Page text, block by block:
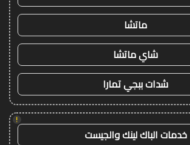
ماتشا
شاي ماتشا
شدات ببجي تمارا
!
خدمات الباك لينك والجيست